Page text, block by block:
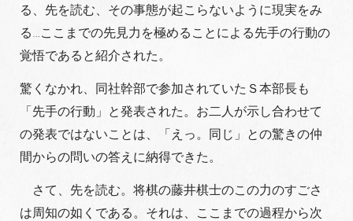
る、先を読む、その事態が起こらないように現実をみ
る…ここまでの先見力を極めることによる先手の行動の
覚悟であると紹介された。
驚くなかれ、同社幹部で参加されていたＳ本部長も
「先手の行動」と発表された。お二人が示し合わせて
の発表ではないことは、「えっ。同じ」との驚きの仲
間からの問いの答えに納得できた。
さて、先を読む。将棋の藤井棋士のこの力のすごさ
は周知の如くである。それは、ここまでの過程から次